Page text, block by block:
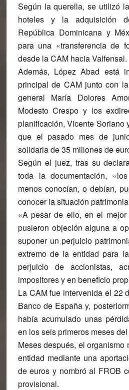
Según la querella, se utilizó
hoteles y la adquisición
República Dominicana y
para una «transferencia de
desde la CAM hacia Valfensal.
Además, López Abad está
principal de CAM junto con
general María Dolores
Modesto Crespo y los
planificación, Vicente Soriano
que el pasado mes de
solidaria de 35 millones de
Según el juez, tras su
toda la documentación,
menos conocían, o debían,
conocer la situación
«A pesar de ello, en el
pusieron objeción alguna a
suponer un perjuicio
extremo de la entidad para
perjuicio de accionistas,
impositores y en beneficio
La CAM fue intervenida el 22
Banco de España y,
había acumulado unas
en los seis primeros meses
Meses después, el
entidad mediante una
de euros y nombró al FROB
provisional.